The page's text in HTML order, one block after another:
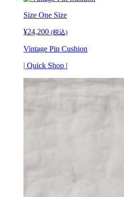
Size One Size
¥24,200 (税込)
Vintage Pin Cushion
| Quick Shop |